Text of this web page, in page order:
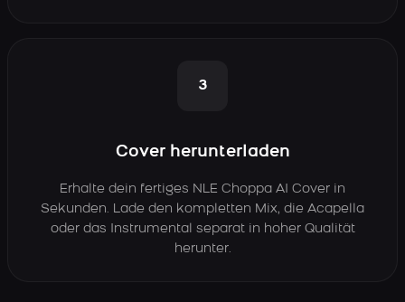
3
Cover herunterladen
Erhalte dein fertiges NLE Choppa AI Cover in
Sekunden. Lade den kompletten Mix, die Acapella
oder das Instrumental separat in hoher Qualität
herunter.